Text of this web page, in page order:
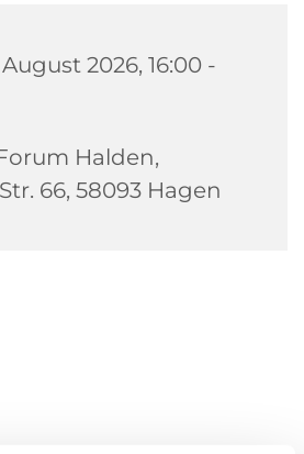
2026, 16:00 -
Halden,
66, 58093 Hagen